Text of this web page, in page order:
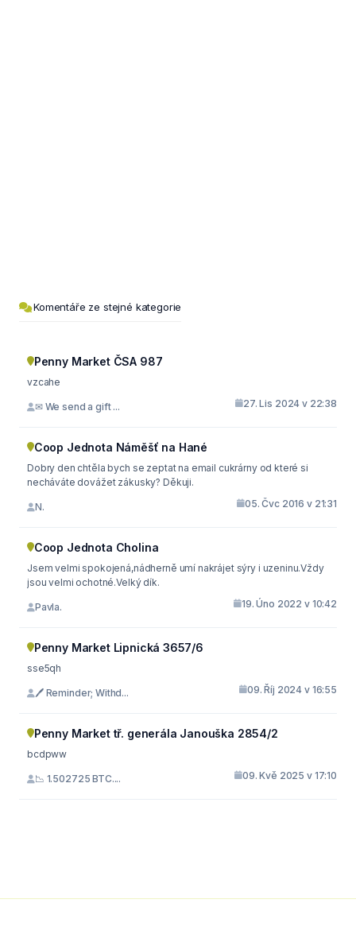
Komentáře ze stejné kategorie
Penny Market ČSA 987
vzcahe
✉ We send a gift ... 27. Lis 2024 v 22:38
Coop Jednota Náměšť na Hané
Dobry den chtěla bych se zeptat na email cukrárny od které si
necháváte dovážet zákusky? Děkuji.
N. 05. Čvc 2016 v 21:31
Coop Jednota Cholina
Jsem velmi spokojená,nádherně umí nakrájet sýry i uzeninu.Vždy
jsou velmi ochotné.Velký dík.
Pavla. 19. Úno 2022 v 10:42
Penny Market Lipnická 3657/6
sse5qh
🖊 Reminder; Withd... 09. Říj 2024 v 16:55
Penny Market tř. generála Janouška 2854/2
bcdpww
📉 1.502725 BTC.... 09. Kvě 2025 v 17:10